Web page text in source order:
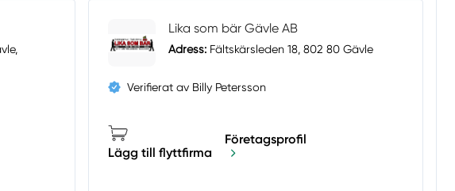
Lika som bär Gävle AB
Adress: Fältskärsleden 18, 802 80 Gävle
Verifierat av Billy Petersson
Lägg till flyttfirma
Företagsprofil